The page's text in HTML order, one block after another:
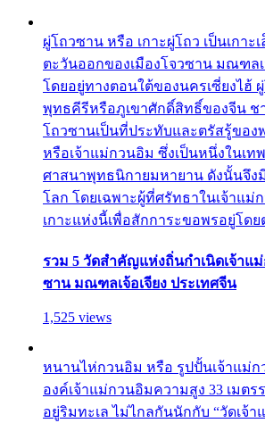
ผู่โถวซาน หรือ เกาะผู่โถว เป็นเกาะ
ตะวันออกของเมืองโจวซาน มณฑลเ
โดยอยู่ทางตอนใต้ของนครเซี่ยงไฮ้
พุทธคีรีหรือภูเขาศักดิ์สิทธิ์ของจีน ช
โถวซานเป็นที่ประทับและตรัสรู้ของ
หรือเจ้าแม่กวนอิม ซึ่งเป็นหนึ่งในเ
ศาสนาพุทธนิกายมหายาน ดังนั้นจึง
โลก โดยเฉพาะผู้ที่ศรัทธาในเจ้าแม่
เกาะแห่งนี้เพื่อสักการะขอพรอยู่โด
รวม 5 วัดสำคัญแห่งถิ่นกำเนิดเจ้าแ
ซาน มณฑลเจ้อเจียง ประเทศจีน
1,525 views
หนานไห่กวนอิม หรือ รูปปั้นเจ้าแม่ก
องค์เจ้าแม่กวนอิมความสูง 33 เมต
อยู่ริมทะเล ไม่ไกลกันนักกับ “วัดเจ้